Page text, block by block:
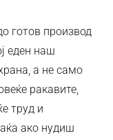
готов производ
еден наш
а не само
ракавите,
труд и
ако нудиш